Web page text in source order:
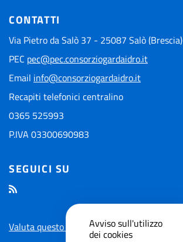
CONTATTI
Via Pietro da Salò 37 - 25087 Salò (Brescia)
PEC pec@pec.consorziogardaidro.it
Email info@consorziogardaidro.it
Recapiti telefonici centralino
0365 525993
P.IVA 03300690983
SEGUICI SU
Valuta questo sito
Avviso sull'utilizzo
dei cookies